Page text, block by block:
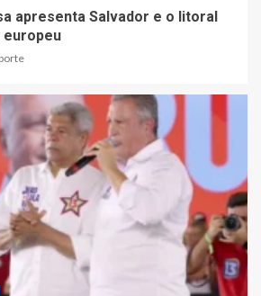
apresenta Salvador e o litoral
europeu